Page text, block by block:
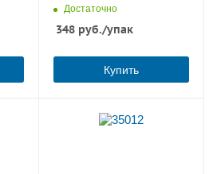
Достаточно
348руб./упак
Купить